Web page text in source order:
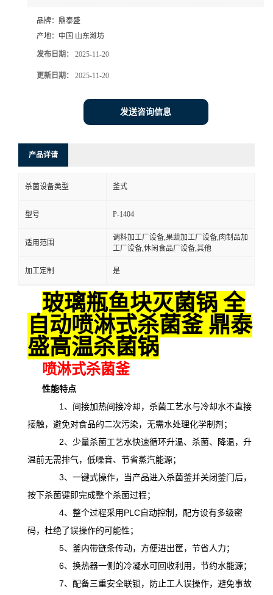
品牌： 鼎泰盛
产地： 中国 山东潍坊
发布日期： 2025-11-20
更新日期： 2025-11-20
发送咨询信息
产品详请
杀菌设备类型 釜式
型号 P-1404
适用范围
调料加工厂设备,果蔬加工厂设备,肉制品加
工厂设备,休闲食品厂设备,其他
加工定制 是
玻璃瓶鱼块灭菌锅 全
自动喷淋式杀菌釜 鼎泰
盛高温杀菌锅
喷淋式杀菌釜
性能特点
1、间接加热间接冷却，杀菌工艺水与冷却水不直接
接触，避免对食品的二次污染，无需水处理化学制剂；
2、少量杀菌工艺水快速循环升温、杀菌、降温，升
温前无需排气，低噪音、节省蒸汽能源；
3、一键式操作，当产品进入杀菌釜并关闭釜门后，
按下杀菌键即完成整个杀菌过程；
4、整个过程采用PLC自动控制，配方设有多级密
码，杜绝了误操作的可能性；
5、釜内带链条传动，方便进出筐，节省人力；
6、换热器一侧的冷凝水可回收利用，节约水能源；
7、配备三重安全联锁，防止工人误操作，避免事故